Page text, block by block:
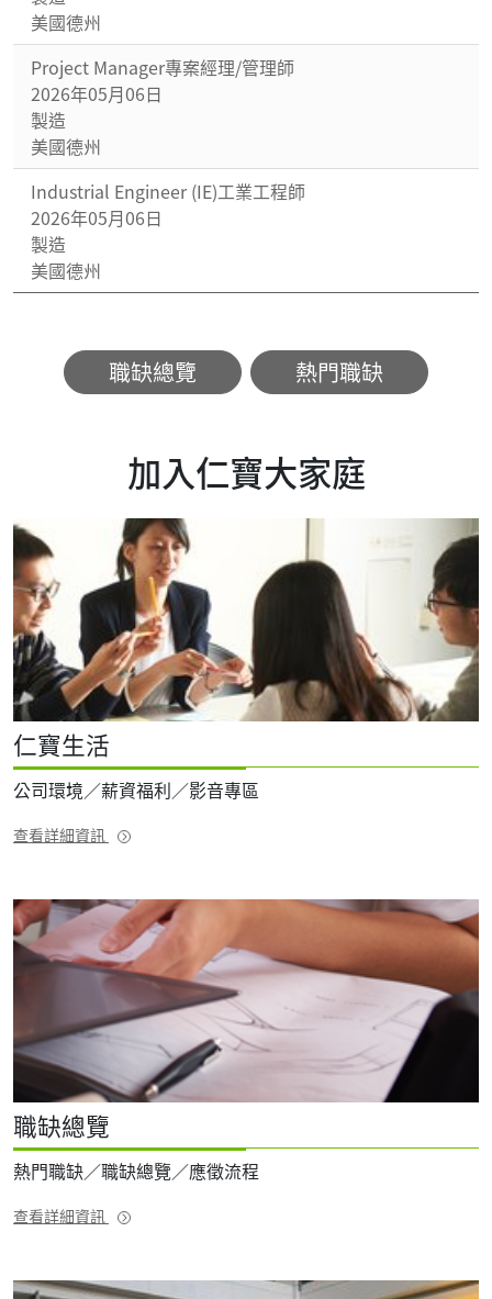
美國德州
Project Manager專案經理/管理師
2026年05月06日
製造
美國德州
Industrial Engineer (IE)工業工程師
2026年05月06日
製造
美國德州
職缺總覽 熱門職缺
加入仁寶大家庭
仁寶生活
公司環境／薪資福利／影音專區
查看詳細資訊
職缺總覽
熱門職缺／職缺總覽／應徵流程
查看詳細資訊